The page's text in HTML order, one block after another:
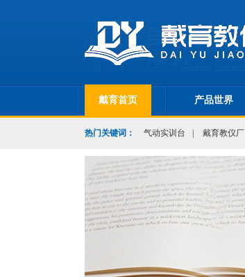
戴育首页 产品世界
热门关键词： 气动实训台 戴育教仪厂